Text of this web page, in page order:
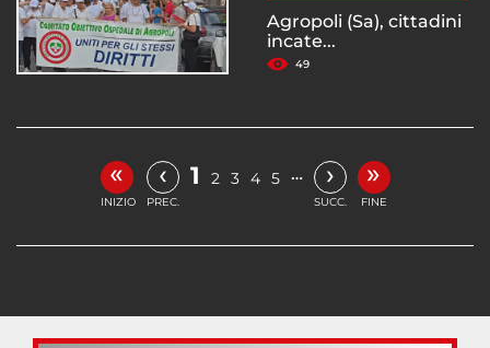
Agropoli (Sa), cittadini
incate...
49
«
INIZIO
‹
PREC.
1 2 3 4 5 … ›
SUCC.
»
FINE